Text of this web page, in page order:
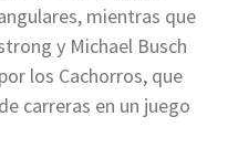
mientras que
y Michael Busch
los Cachorros, que
carreras en un juego